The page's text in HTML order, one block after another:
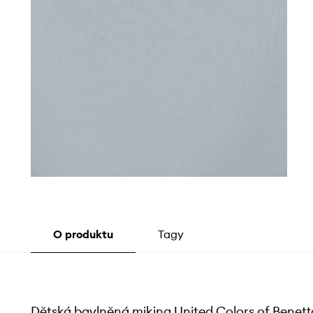
O produktu Tagy